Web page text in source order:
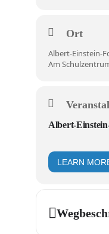
Ort
Albert-Einstein-
Am
Albert-
LEARN